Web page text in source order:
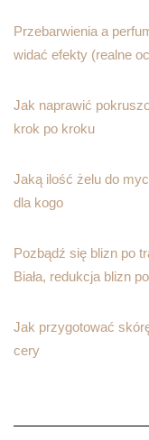
Przebarwienia a
widać efekty (realne
Jak naprawić
krok po kroku
Jaką ilość żelu do
dla kogo
Pozbądź się blizn po
Biała, redukcja blizn
Jak przygotować
cery